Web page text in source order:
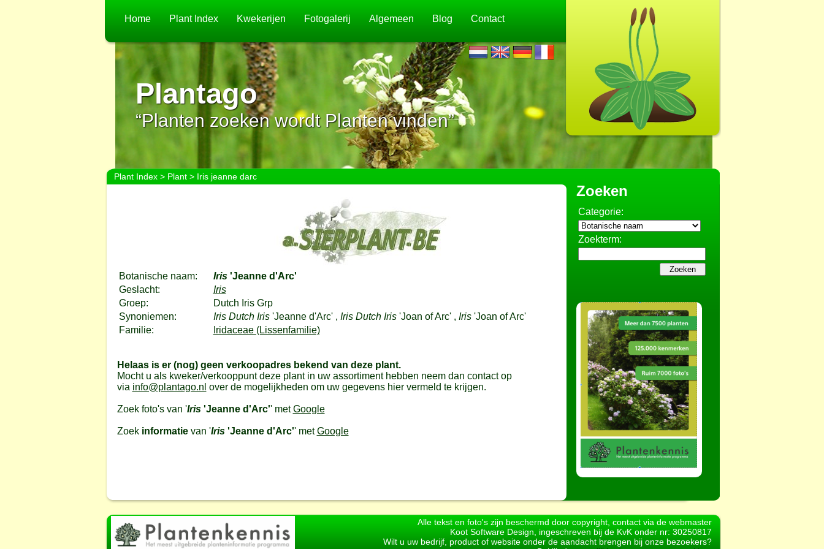
Home Plant Index Kwekerijen Fotogalerij Algemeen Blog Contact
Plantago
“Planten zoeken wordt Planten vinden”
Plant Index> Plant> Iris jeanne darc
Botanische naam: Iris'Jeanne d'Arc'
Geslacht:
Iris
Groep:
Dutch Iris Grp
Synoniemen:
Iris Dutch Iris 'Jeanne d'Arc' , Iris Dutch Iris 'Joan of Arc' , Iris 'Joan of Arc'
Familie:
Iridaceae (Lissenfamilie)
Helaas is er (nog) geen verkoopadres bekend van deze plant.
Mocht u als kweker/verkooppunt deze plant in uw assortiment hebben neem dan contact op
via info@plantago.nl over de mogelijkheden om uw gegevens hier vermeld te krijgen.
Zoek foto's van 'Iris'Jeanne d'Arc'' metGoogle
Zoek informatievan 'Iris'Jeanne d'Arc'' metGoogle
Zoeken
Categorie:
Zoekterm:
Alle tekst en foto's zijn beschermd door copyright, contact via de webmaster
Koot Software Design, ingeschreven bij de KvK onder nr: 30250817
Wilt u uw bedrijf, product of website onder de aandacht brengen bij onze bezoekers?